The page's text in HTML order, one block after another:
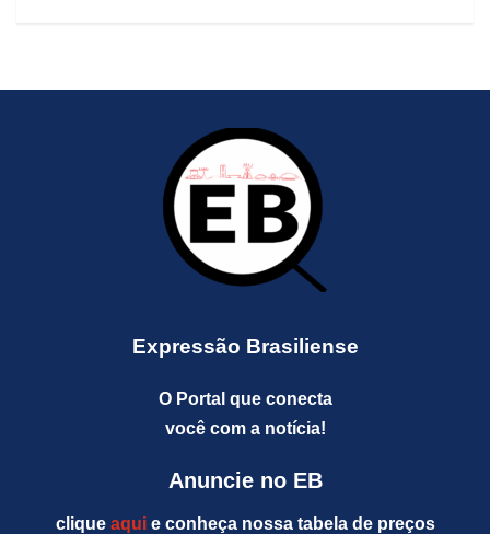
Expressão Brasiliense
O Portal que conecta
você com a notícia!
Anuncie no EB
clique aquie conheça nossa tabela de preços